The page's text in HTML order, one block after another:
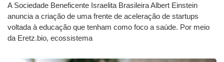
A Sociedade Beneficente Israelita Brasileira Albert Einstein
anuncia a criação de uma frente de aceleração de startups
voltada à educação que tenham como foco a saúde. Por meio
da Eretz.bio, ecossistema